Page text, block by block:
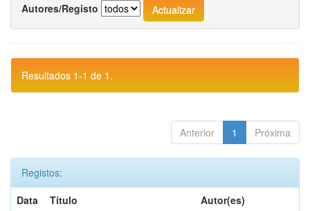
Autores/Registo
Resultados 1-1 de 1.
Anterior 1 Próxima
Registos:
Data
Título
Autor(es)